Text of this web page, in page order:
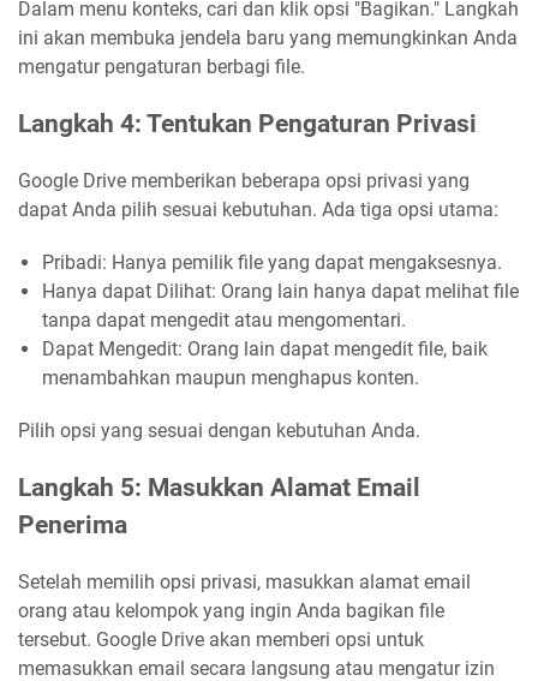
Dalam menu konteks, cari dan klik opsi "Bagikan." Langkah
ini akan membuka jendela baru yang memungkinkan Anda
mengatur pengaturan berbagi file.
Langkah 4: Tentukan Pengaturan Privasi
Google Drive memberikan beberapa opsi privasi yang
dapat Anda pilih sesuai kebutuhan. Ada tiga opsi utama:
Pribadi: Hanya pemilik file yang dapat mengaksesnya.
Hanya dapat Dilihat: Orang lain hanya dapat melihat file
tanpa dapat mengedit atau mengomentari.
Dapat Mengedit: Orang lain dapat mengedit file, baik
menambahkan maupun menghapus konten.
Pilih opsi yang sesuai dengan kebutuhan Anda.
Langkah 5: Masukkan Alamat Email
Penerima
Setelah memilih opsi privasi, masukkan alamat email
orang atau kelompok yang ingin Anda bagikan file
tersebut. Google Drive akan memberi opsi untuk
memasukkan email secara langsung atau mengatur izin